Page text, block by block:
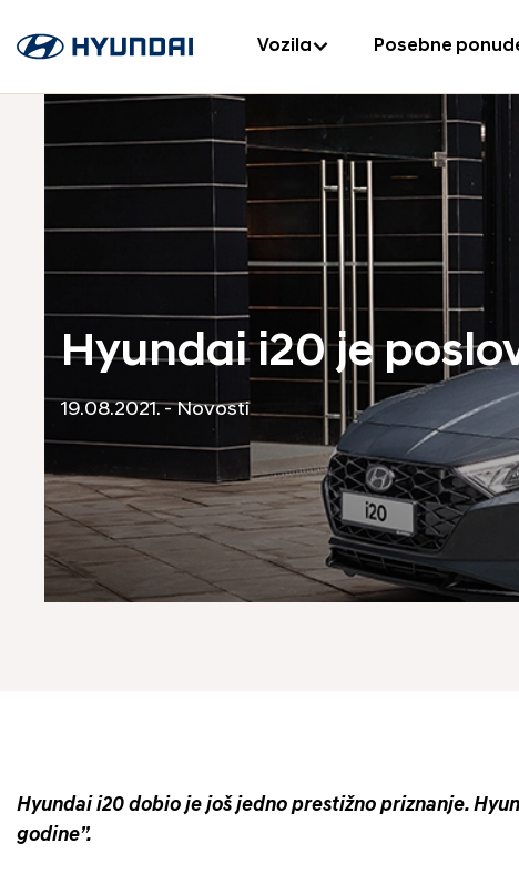
Vozila Posebne
Hyundai i20 je
19.08.2021. - Novosti
Hyundai i20 dobio je još jedno prestižno priznanje.
godine”.